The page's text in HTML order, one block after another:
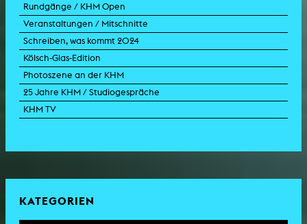
Rundgänge / KHM Open
Veranstaltungen / Mitschnitte
Schreiben, was kommt 2024
Kölsch-Glas-Edition
Photoszene an der KHM
25 Jahre KHM / Studiogespräche
KHM TV
KATEGORIEN